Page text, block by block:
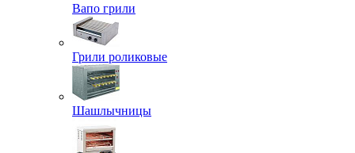
Вапо грили
Грили роликовые
Шашлычницы